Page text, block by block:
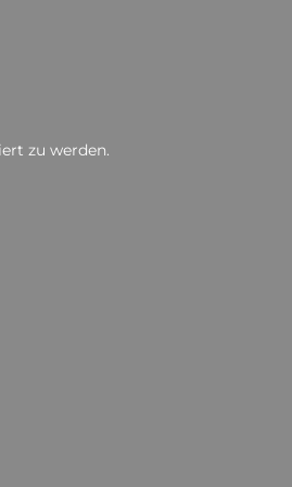
zu werden.